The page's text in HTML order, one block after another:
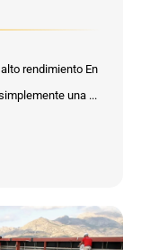
rendimiento En
una ...